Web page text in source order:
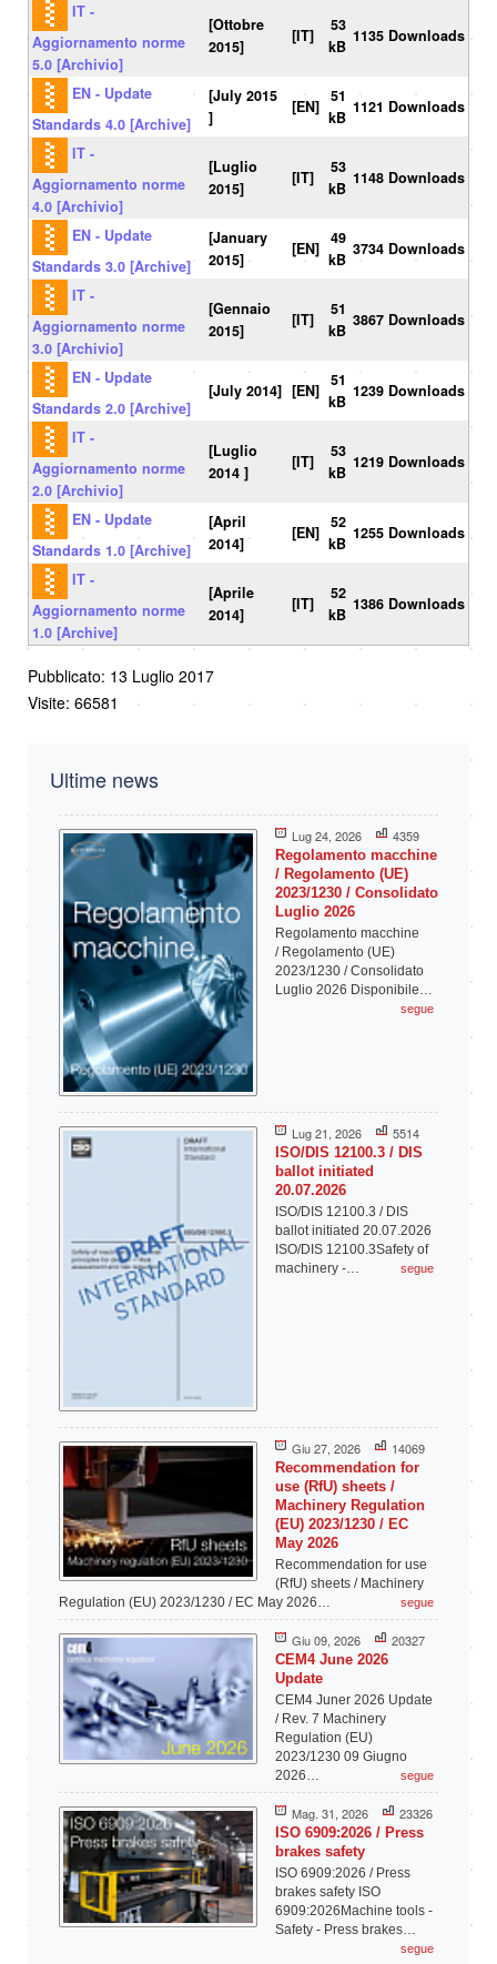
IT -
Aggiornamento norme
5.0 [Archivio]
[Ottobre
2015]
[IT]
53
kB
1135 Downloads
EN - Update
Standards 4.0 [Archive]
[July 2015
]
[EN]
51
kB
1121 Downloads
IT -
Aggiornamento norme
4.0 [Archivio]
[Luglio
2015]
[IT]
53
kB
1148 Downloads
EN - Update
Standards 3.0 [Archive]
[January
2015]
[EN]
49
kB
3734 Downloads
IT -
Aggiornamento norme
3.0 [Archivio]
[Gennaio
2015]
[IT]
51
kB
3867 Downloads
EN - Update
Standards 2.0 [Archive]
[July 2014] [EN]
51
kB
1239 Downloads
IT -
Aggiornamento norme
2.0 [Archivio]
[Luglio
2014 ]
[IT]
53
kB
1219 Downloads
EN - Update
Standards 1.0 [Archive]
[April
2014]
[EN]
52
kB
1255 Downloads
IT -
Aggiornamento norme
1.0 [Archive]
[Aprile
2014]
[IT]
52
kB
1386 Downloads
Pubblicato: 13 Luglio 2017
Visite: 66581
Ultime news
Lug 24, 2026 4359
Regolamento macchine
/ Regolamento (UE)
2023/1230 / Consolidato
Luglio 2026
Regolamento macchine
/ Regolamento (UE)
2023/1230 / Consolidato
Luglio 2026 Disponibile…
segue
Lug 21, 2026 5514
ISO/DIS 12100.3 / DIS
ballot initiated
20.07.2026
ISO/DIS 12100.3 / DIS
ballot initiated 20.07.2026
ISO/DIS 12100.3Safety of
machinery -…
segue
Giu 27, 2026 14069
Recommendation for
use (RfU) sheets /
Machinery Regulation
(EU) 2023/1230 / EC
May 2026
Recommendation for use
(RfU) sheets / Machinery
Regulation (EU) 2023/1230 / EC May 2026…
segue
Giu 09, 2026 20327
CEM4 June 2026
Update
CEM4 Juner 2026 Update
/ Rev. 7 Machinery
Regulation (EU)
2023/1230 09 Giugno
2026…
segue
Mag. 31, 2026 23326
ISO 6909:2026 / Press
brakes safety
ISO 6909:2026 / Press
brakes safety ISO
6909:2026Machine tools -
Safety - Press brakes…
segue